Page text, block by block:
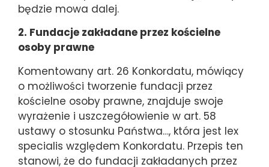
będzie mowa dalej.
2. Fundacje zakładane przez kościelne
osoby prawne
Komentowany art. 26 Konkordatu, mówiący
o możliwości tworzenie fundacji przez
kościelne osoby prawne, znajduje swoje
wyrażenie i uszczegółowienie w art. 58
ustawy o stosunku Państwa…, która jest lex
specialis względem Konkordatu. Przepis ten
stanowi, że do fundacji zakładanych przez